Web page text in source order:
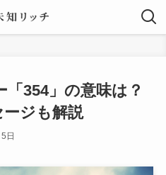
354」の意味は？
ジも解説
日